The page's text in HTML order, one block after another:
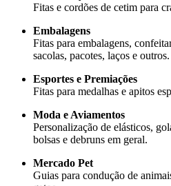
Fitas e cordões de cetim para
Embalagens
Fitas para embalagens,
sacolas, pacotes, laços e outros.
Esportes e Premiações
Fitas para medalhas e apitos
Moda e Aviamentos
Personalização de elásticos,
bolsas e debruns em geral.
Mercado Pet
Guias para condução de